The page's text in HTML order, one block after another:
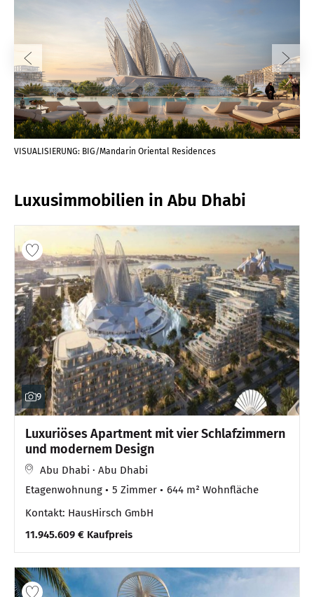
VISUALISIERUNG: BIG/Mandarin Oriental Residences
Luxusimmobilien in Abu Dhabi
9
Luxuriöses Apartment mit vier Schlafzimmern
und modernem Design
Abu Dhabi · Abu Dhabi
Etagenwohnung
5 Zimmer
644 m² Wohnfläche
Kontakt: HausHirsch GmbH
11.945.609 € Kaufpreis